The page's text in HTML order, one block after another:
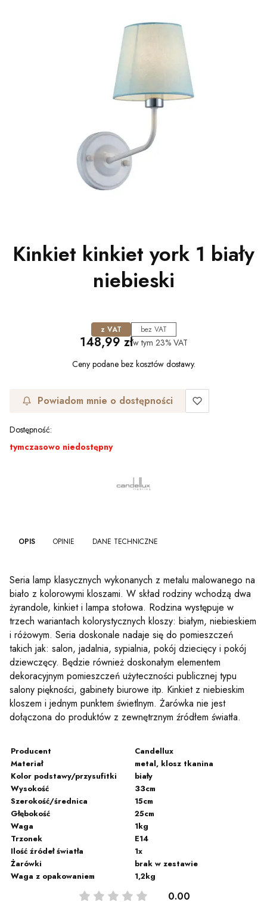
Kinkiet kinkiet york 1 biały
niebieski
z VAT bez VAT
Cena
148,99 złw tym 23% VAT
Ceny podane bez kosztów dostawy.
Powiadom mnie o dostępności
Dostępność:
tymczasowo niedostępny
OPIS OPINIE DANE TECHNICZNE
Seria lamp klasycznych wykonanych z metalu malowanego na
biało z kolorowymi kloszami. W skład rodziny wchodzą dwa
żyrandole, kinkiet i lampa stołowa. Rodzina występuje w
trzech wariantach kolorystycznych kloszy: białym, niebieskiem
i różowym. Seria doskonale nadaje się do pomieszczeń
takich jak: salon, jadalnia, sypialnia, pokój dziecięcy i pokój
dziewczęcy. Będzie również doskonałym elementem
dekoracyjnym pomieszczeń użyteczności publicznej typu
salony piękności, gabinety biurowe itp. Kinkiet z niebieskim
kloszem i jednym punktem świetlnym. Żarówka nie jest
dołączona do produktów z zewnętrznym źródłem światła.
Producent
Candellux
Materiał
metal, klosz tkanina
Kolor podstawy/przysufitki
biały
Wysokość
33cm
Szerokość/średnica
15cm
Głębokość
25cm
Waga
1kg
Trzonek
E14
Ilość źródeł światła
1x
Żarówki
brak w zestawie
Waga z opakowaniem
1,2kg
0.00